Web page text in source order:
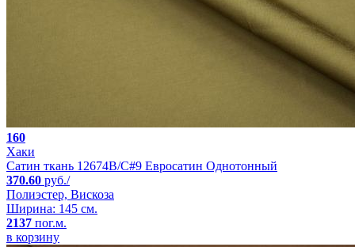
160
Хаки
Сатин ткань 12674B/C#9 Евросатин Однотонный
370.60 руб./
Полиэстер, Вискоза
Ширина: 145 см.
2137 пог.м.
в корзину